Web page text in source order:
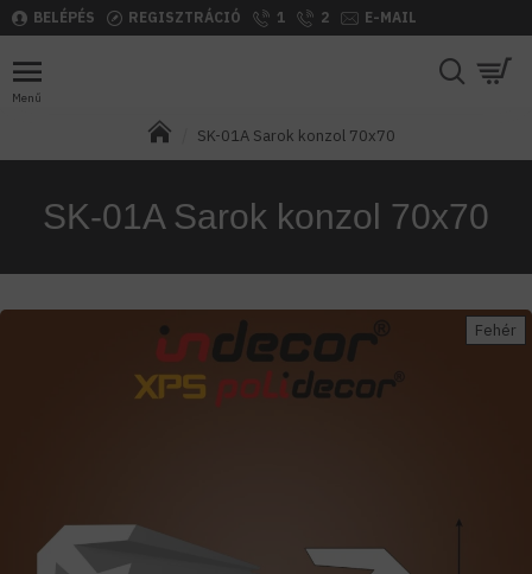
BELÉPÉS REGISZTRÁCIÓ 1 2 E-MAIL
SK-01A Sarok konzol 70x70
SK-01A Sarok konzol 70x70
Fehér